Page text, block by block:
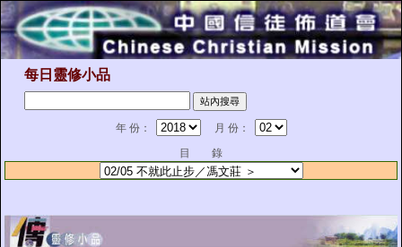
每日靈修小品
年 份：
月 份：
目 錄